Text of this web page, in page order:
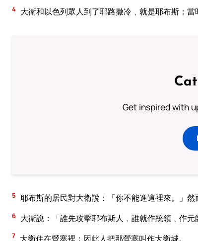
4 大衛和以色列眾人到了耶路撒冷﹑就是耶布斯；當
Get inspired with
5 耶布斯的居民對大衛說：「你不能進這裡來。」然
6 大衛說：「誰先攻擊耶布斯人﹐誰就作統領﹑作
7 大衛住在營寨裡；因此人把那營寨叫作大衛城。